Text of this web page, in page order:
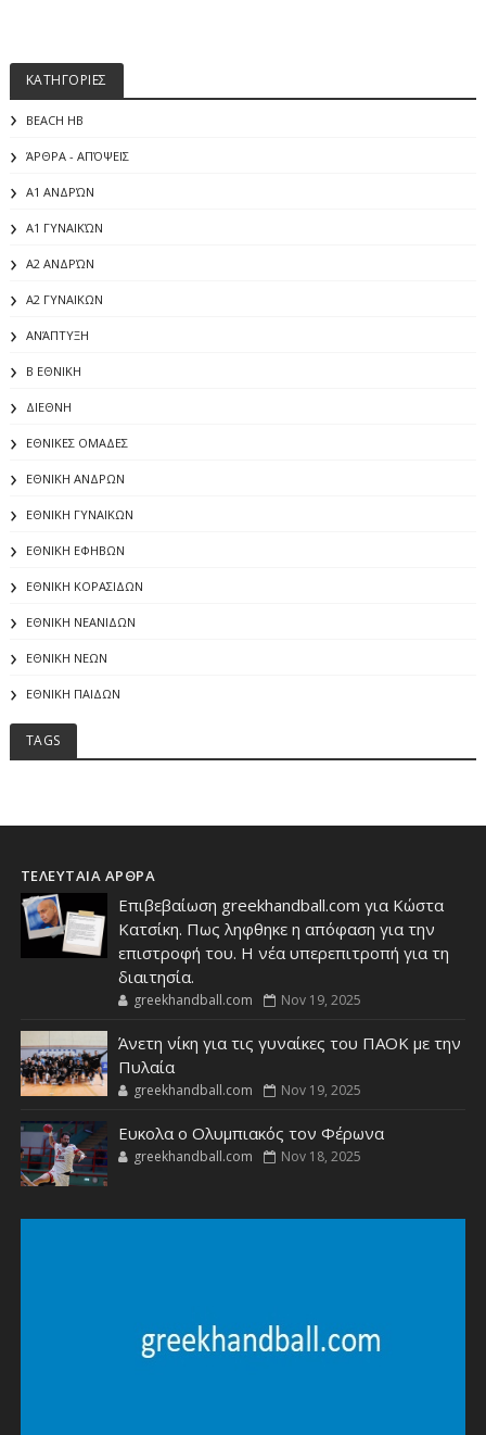
ΚΑΤΗΓΟΡΙΕΣ
BEACH HB
ΆΡΘΡΑ - ΑΠΌΨΕΙΣ
Α1 ΑΝΔΡΏΝ
Α1 ΓΥΝΑΙΚΏΝ
Α2 ΑΝΔΡΏΝ
Α2 ΓΥΝΑΙΚΩΝ
ΑΝΆΠΤΥΞΗ
Β ΕΘΝΙΚΗ
ΔΙΕΘΝΗ
ΕΘΝΙΚΕΣ ΟΜΑΔΕΣ
ΕΘΝΙΚΗ ΑΝΔΡΩΝ
ΕΘΝΙΚΗ ΓΥΝΑΙΚΩΝ
ΕΘΝΙΚΗ ΕΦΗΒΩΝ
ΕΘΝΙΚΗ ΚΟΡΑΣΙΔΩΝ
ΕΘΝΙΚΗ ΝΕΑΝΙΔΩΝ
ΕΘΝΙΚΗ ΝΕΩΝ
ΕΘΝΙΚΗ ΠΑΙΔΩΝ
TAGS
ΤΕΛΕΥΤΑΙΑ ΑΡΘΡΑ
Επιβεβαίωση greekhandball.com για Κώστα
Κατσίκη. Πως ληφθηκε η απόφαση για την
επιστροφή του. Η νέα υπερεπιτροπή για τη
διαιτησία.
greekhandball.com Nov 19, 2025
Άνετη νίκη για τις γυναίκες του ΠΑΟΚ με την
Πυλαία
greekhandball.com Nov 19, 2025
Ευκολα ο Ολυμπιακός τον Φέρωνα
greekhandball.com Nov 18, 2025